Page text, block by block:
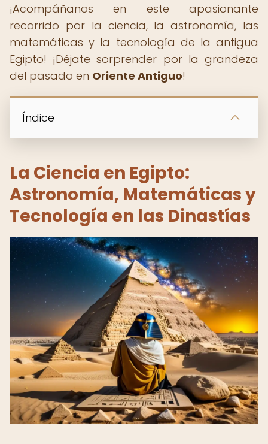
¡Acompáñanos en este apasionante
recorrido por la ciencia, la astronomía, las
matemáticas y la tecnología de la antigua
Egipto! ¡Déjate sorprender por la grandeza
del pasado en Oriente Antiguo!
Índice
La Ciencia en Egipto:
Astronomía, Matemáticas y
Tecnología en las Dinastías